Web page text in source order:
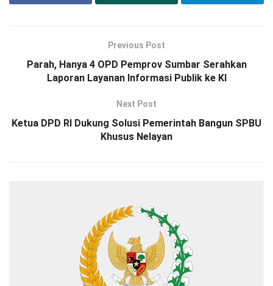
Previous Post
Parah, Hanya 4 OPD Pemprov Sumbar Serahkan
Laporan Layanan Informasi Publik ke KI
Next Post
Ketua DPD RI Dukung Solusi Pemerintah Bangun SPBU
Khusus Nelayan